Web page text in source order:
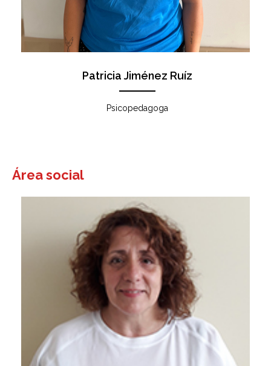
Patricia Jiménez Ruíz
Psicopedagoga
Área social